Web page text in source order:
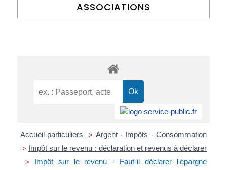
ASSOCIATIONS
Accueil particuliers > Argent - Impôts - Consommation
> Impôt sur le revenu : déclaration et revenus à déclarer
>
Impôt sur le revenu - Faut-il déclarer l'épargne